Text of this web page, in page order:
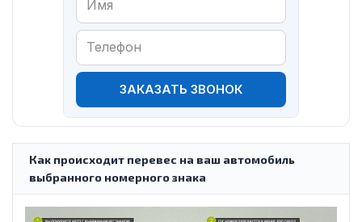
ЗАКАЗАТЬ ЗВОНОК
Как происходит перевес на ваш автомобиль
выбранного номерного знака